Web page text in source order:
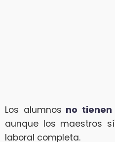
Los alumnos no
aunque los maestros
laboral completa.